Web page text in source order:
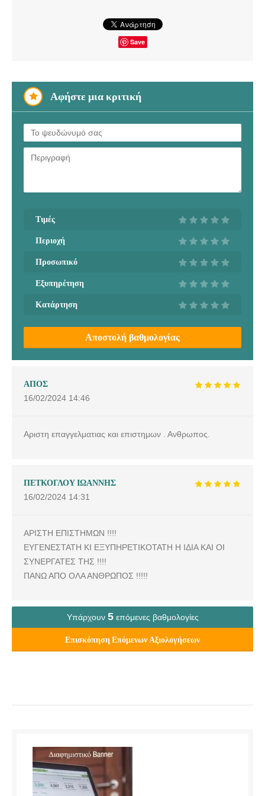
Save
Αφήστε μια κριτική
Τιμές
Περιοχή
Προσωπικό
Εξυπηρέτηση
Κατάρτηση
Αποστολή βαθμολογίας
ΑΠΟΣ
16/02/2024 14:46
Αριστη επαγγελματιας και επιστημων . Ανθρωπος.
ΠΕΤΚΟΓΛΟΥ ΙΩΑΝΝΗΣ
16/02/2024 14:31
ΑΡΙΣΤΗ ΕΠΙΣΤΗΜΩΝ !!!!
ΕΥΓΕΝΕΣΤΑΤΗ ΚΙ ΕΞΥΠΗΡΕΤΙΚΟΤΑΤΗ Η ΙΔΙΑ ΚΑΙ ΟΙ
ΣΥΝΕΡΓΑΤΕΣ ΤΗΣ !!!!
ΠΑΝΩ ΑΠΟ ΟΛΑ ΑΝΘΡΩΠΟΣ !!!!!
Υπάρχουν 5επόμενες βαθμολογίες
Επισκόπηση Επόμενων Αξιολογήσεων